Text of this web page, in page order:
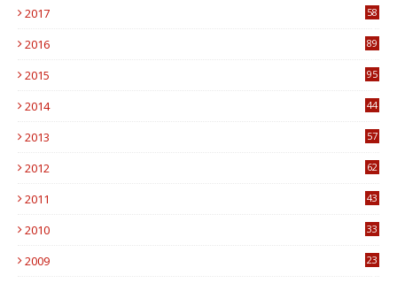
2017
58
2016
89
2015
95
2014
44
2013
57
2012
62
2011
43
2010
33
2009
23